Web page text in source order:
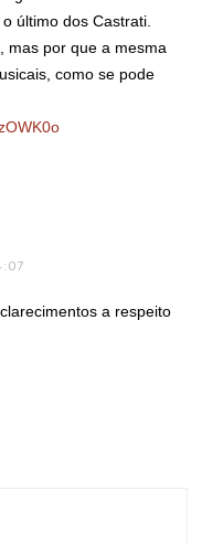
último dos Castrati.
mas por que a mesma
como se pode
a respeito